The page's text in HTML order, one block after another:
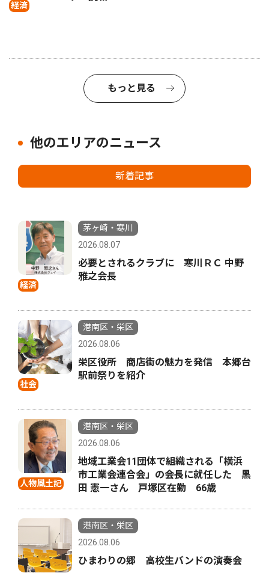
経済
もっと見る
他のエリアのニュース
新着記事
経済
茅ヶ崎・寒川
2026.08.07
必要とされるクラブに 寒川ＲＣ 中野
雅之会長
社会
港南区・栄区
2026.08.06
栄区役所 商店街の魅力を発信 本郷台
駅前祭りを紹介
人物風土記
港南区・栄区
2026.08.06
地域工業会11団体で組織される「横浜
市工業会連合会」の会長に就任した 黒
田 憲一さん 戸塚区在勤 66歳
港南区・栄区
2026.08.06
ひまわりの郷 高校生バンドの演奏会